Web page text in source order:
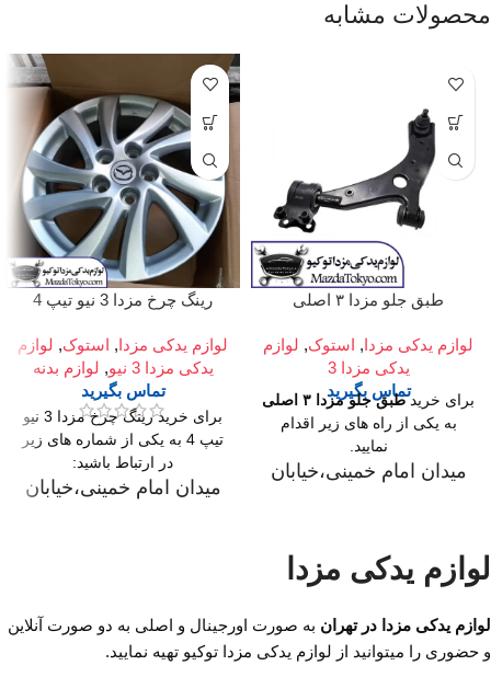
محصولات مشابه
طبق جلو مزدا ۳ اصلی
لوازم یدکی مزدا, استوک, لوازم
یدکی مزدا 3
تماس بگیرید
برای خریدطبق جلو مزدا ۳ اصلی
به یکی از راه های زیر اقدام
نمایید.
میدان امام خمینی،خیابان
،مجتمع تجاری سپهر،طبقه
اول واحد F124
ساعت کار فروشگاه
رسمی ساعت 9 الی 19 پنجشنبه
ها ساعت 9 الی 14 شماره تماس
رینگ چرخ مزدا 3 نیو تیپ 4
لوازم یدکی مزدا, استوک, لوازم
یدکی مزدا 3 نیو
, لوازم بدنه
تماس بگیرید
برای خرید رینگ چرخ مزدا 3 نیو
تیپ 4 به یکی از شماره های زیر
در ارتباط باشید:
میدان امام خمینی،خیابان
ساعت کار فروشگاهروزهای
لوازم یدکی مزدا
لوازم یدکی مزدا در تهران به صورت اورجینال و اصلی به دو صورت آنلاین
و حضوری را میتوانید از لوازم یدکی مزدا توکیو تهیه نمایید.